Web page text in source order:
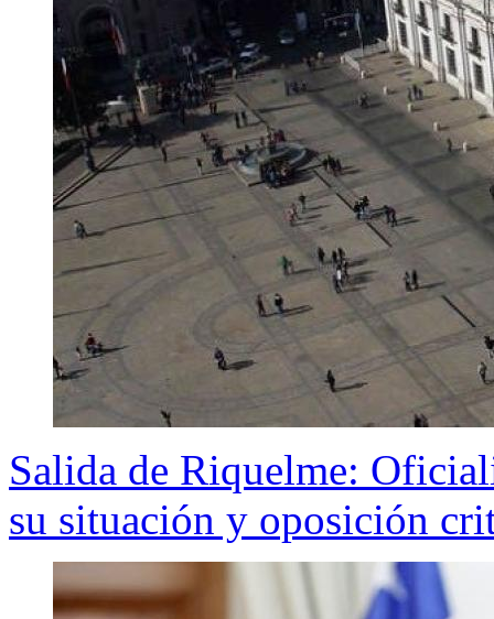
Salida de Riquelme:
su situación y oposición